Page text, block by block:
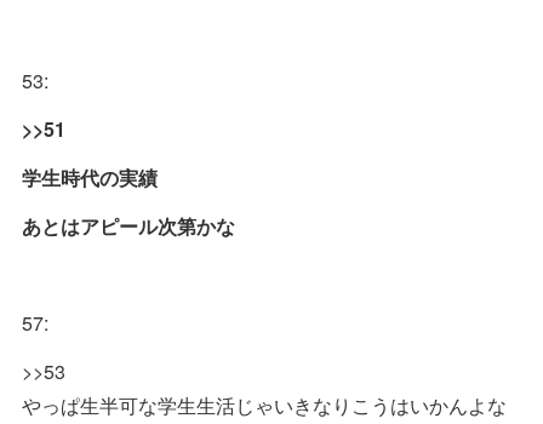
53:
>>51
学生時代の実績
あとはアピール次第かな
57:
>>53
やっぱ生半可な学生生活じゃいきなりこうはいかんよな